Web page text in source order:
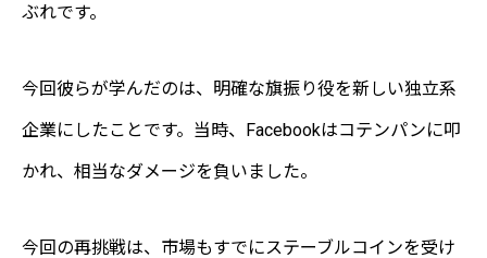
ぶれです。
今回彼らが学んだのは、明確な旗振り役を新しい独立系
企業にしたことです。当時、Facebookはコテンパンに叩
かれ、相当なダメージを負いました。
今回の再挑戦は、市場もすでにステーブルコインを受け